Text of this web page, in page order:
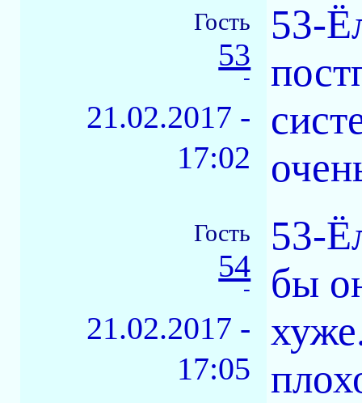
Гость
53
-
21.02.2017 -
17:02
53-
Гость
54
-
21.02.2017 -
17:05
53-
бы